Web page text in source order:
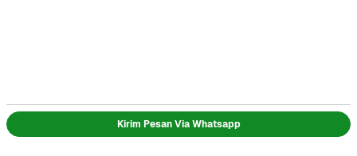
Kirim Pesan Via Whatsapp